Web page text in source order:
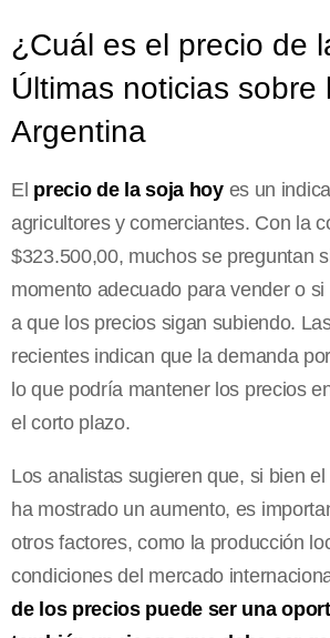
¿Cuál es el precio de
Últimas noticias sobre
Argentina
El precio de la soja hoyes un
agricultores y comerciantes. Con la
$323.500,00, muchos se preguntan
momento adecuado para vender o
a que los precios sigan subiendo.
recientes indican que la demanda
lo que podría mantener los precios
el corto plazo.
Los analistas sugieren que, si bien
ha mostrado un aumento, es
otros factores, como la producción
condiciones del mercado
de los precios puede ser una